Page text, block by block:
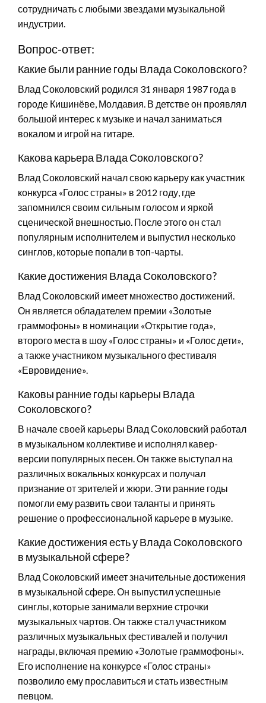
сотрудничать с любыми звездами музыкальной
индустрии.
Вопрос-ответ:
Какие были ранние годы Влада Соколовского?
Влад Соколовский родился 31 января 1987 года в
городе Кишинёве, Молдавия. В детстве он проявлял
большой интерес к музыке и начал заниматься
вокалом и игрой на гитаре.
Какова карьера Влада Соколовского?
Влад Соколовский начал свою карьеру как участник
конкурса «Голос страны» в 2012 году, где
запомнился своим сильным голосом и яркой
сценической внешностью. После этого он стал
популярным исполнителем и выпустил несколько
синглов, которые попали в топ-чарты.
Какие достижения Влада Соколовского?
Влад Соколовский имеет множество достижений.
Он является обладателем премии «Золотые
граммофоны» в номинации «Открытие года»,
второго места в шоу «Голос страны» и «Голос дети»,
а также участником музыкального фестиваля
«Евровидение».
Каковы ранние годы карьеры Влада
Соколовского?
В начале своей карьеры Влад Соколовский работал
в музыкальном коллективе и исполнял кавер-
версии популярных песен. Он также выступал на
различных вокальных конкурсах и получал
признание от зрителей и жюри. Эти ранние годы
помогли ему развить свои таланты и принять
решение о профессиональной карьере в музыке.
Какие достижения есть у Влада Соколовского
в музыкальной сфере?
Влад Соколовский имеет значительные достижения
в музыкальной сфере. Он выпустил успешные
синглы, которые занимали верхние строчки
музыкальных чартов. Он также стал участником
различных музыкальных фестивалей и получил
награды, включая премию «Золотые граммофоны».
Его исполнение на конкурсе «Голос страны»
позволило ему прославиться и стать известным
певцом.